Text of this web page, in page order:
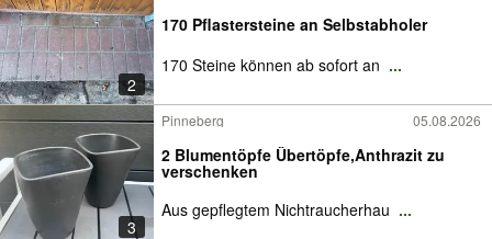
2
170 Pflastersteine an Selbstabholer
170 Steine können ab sofort an ...
3
Pinneberg 05.08.2026
2 Blumentöpfe Übertöpfe,Anthrazit zu
verschenken
Aus gepflegtem Nichtraucherhau ...